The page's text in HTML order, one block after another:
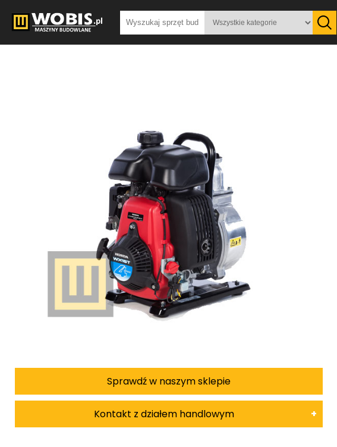
Sprawdź w naszym sklepie
Kontakt z działem handlowym